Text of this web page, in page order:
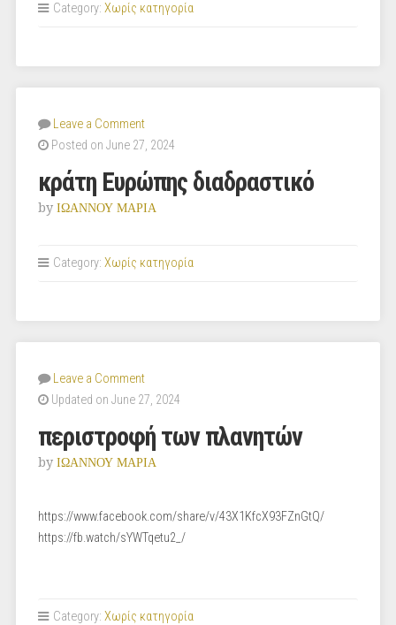
Category: Χωρίς κατηγορία
Leave a Comment
Posted on June 27, 2024
κράτη Ευρώπης διαδραστικό
by ΙΩΑΝΝΟΥ ΜΑΡΙΑ
Category: Χωρίς κατηγορία
Leave a Comment
Updated on June 27, 2024
περιστροφή των πλανητών
by ΙΩΑΝΝΟΥ ΜΑΡΙΑ
https://www.facebook.com/share/v/43X1KfcX93FZnGtQ/
https://fb.watch/sYWTqetu2_/
Category: Χωρίς κατηγορία